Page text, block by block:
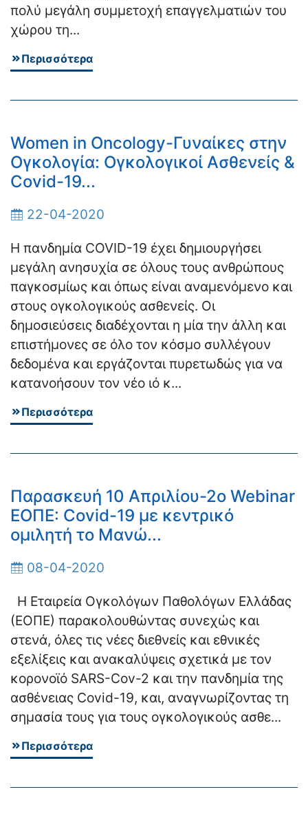
πολύ μεγάλη συμμετοχή επαγγελματιών του
χώρου τη...
Περισσότερα
Women in Oncology-Γυναίκες στην
Ογκολογία: Ογκολογικοί Ασθενείς &
Covid-19...
22-04-2020
Η πανδημία COVID-19 έχει δημιουργήσει
μεγάλη ανησυχία σε όλους τους ανθρώπους
παγκοσμίως και όπως είναι αναμενόμενο και
στους ογκολογικούς ασθενείς. Οι
δημοσιεύσεις διαδέχονται η μία την άλλη και
επιστήμονες σε όλο τον κόσμο συλλέγουν
δεδομένα και εργάζονται πυρετωδώς για να
κατανοήσουν τον νέο ιό κ...
Περισσότερα
Παρασκευή 10 Απριλίου-2ο Webinar
ΕΟΠΕ: Covid-19 με κεντρικό
ομιλητή το Μανώ...
08-04-2020
Η Εταιρεία Ογκολόγων Παθολόγων Ελλάδας
(ΕΟΠΕ) παρακολουθώντας συνεχώς και
στενά, όλες τις νέες διεθνείς και εθνικές
εξελίξεις και ανακαλύψεις σχετικά με τον
κορονοϊό SARS-Cov-2 και την πανδημία της
ασθένειας Covid-19, και, αναγνωρίζοντας τη
σημασία τους για τους ογκολογικούς ασθε...
Περισσότερα